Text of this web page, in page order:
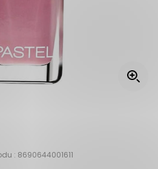
: 8690644001611